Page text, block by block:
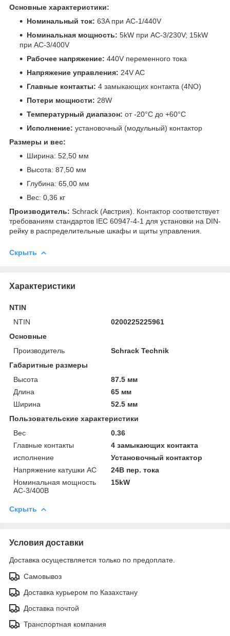
Основные характеристики:
Номинальный ток: 63A при AC-1/440V
Номинальная мощность: 5kW при AC-3/230V; 15kW
при AC-3/400V
Рабочее напряжение: 440V переменного тока
Напряжение управления: 24V AC
Главные контакты: 4 замыкающих контакта (4NO)
Потери мощности: 28W
Температурный диапазон: от -20°C до +60°C
Исполнение: установочный (модульный) контактор
Размеры и вес:
Ширина: 52,50 мм
Высота: 87,50 мм
Глубина: 65,00 мм
Вес: 0,36 кг
Производитель: Schrack (Австрия). Контактор соответствует
требованиям стандартов IEC 60947-4-1 для установки на DIN-
рейку в распределительные шкафы и щиты управления.
Скрыть
Характеристики
NTIN
NTIN
0200225225961
Основные
Производитель
Schrack Technik
Габаритные размеры
Высота
87.5 мм
Длина
65 мм
Ширина
52.5 мм
Пользовательские характеристики
Вес
0.36
Главные контакты
4 замыкающих контакта
исполнение
Установочный контактор
Напряжение катушки АС
24В пер. тока
Номинальная мощность
AC-3/400В
15kW
Скрыть
Условия доставки
Доставка осуществляется только по предоплате.
Самовывоз
Доставка курьером по Казахстану
Доставка почтой
Транспортная компания